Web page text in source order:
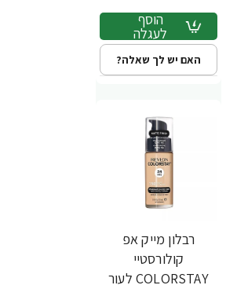
הוסף
לעגלה
האם יש לך שאלה?
רבלון מייק אפ
קולורסטיי
COLORSTAY לעור